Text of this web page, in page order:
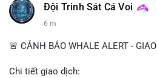
📰 Nguồn: Cointelegraph
Đội Trinh Sát Cá Voi
6 m
🚨 CẢNH BÁO WHALE ALERT -
Chi tiết giao dịch: